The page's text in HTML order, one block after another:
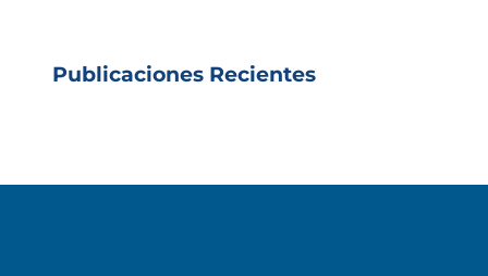
Publicaciones Recientes